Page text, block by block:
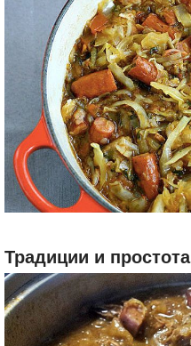
Традиции и простота